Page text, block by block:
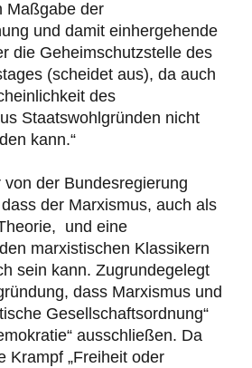
Maßgabe der
und damit einhergehende
die Geheimschutzstelle des
(scheidet aus), da auch
des
Staatswohlgründen nicht
kann.“
der Bundesregierung
der Marxismus, auch als
und eine
marxistischen Klassikern
sein kann. Zugrundegelegt
dass Marxismus und
Gesellschaftsordnung“
ausschließen. Da
Krampf „Freiheit oder